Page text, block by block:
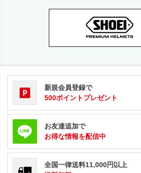
新規会員登録で
500ポイントプレゼント
お友達追加で
お得な情報を配信中
全国一律送料11,000円以上